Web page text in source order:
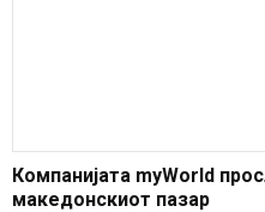
Компанијата myWorld
македонскиот пазар